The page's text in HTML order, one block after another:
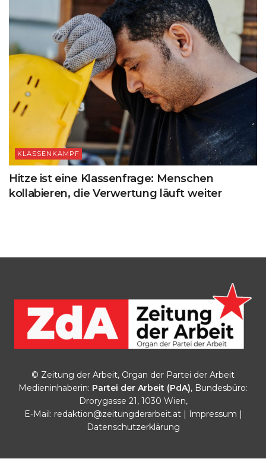
KLASSENKAMPF
Hitze ist eine Klassenfrage: Menschen
kollabieren, die Verwertung läuft weiter
© Zeitung der Arbeit, Organ der Partei der Arbeit
Medieninhaberin: Partei der Arbeit (PdA), Bundesbüro:
Drorygasse 21, 1030 Wien,
E‑Mail: redaktion@zeitungderarbeit.at| Impressum |
Datenschutzerklärung